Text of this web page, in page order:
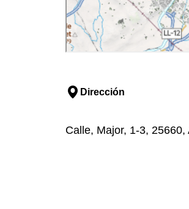
Dirección
Calle, Major, 1-3,